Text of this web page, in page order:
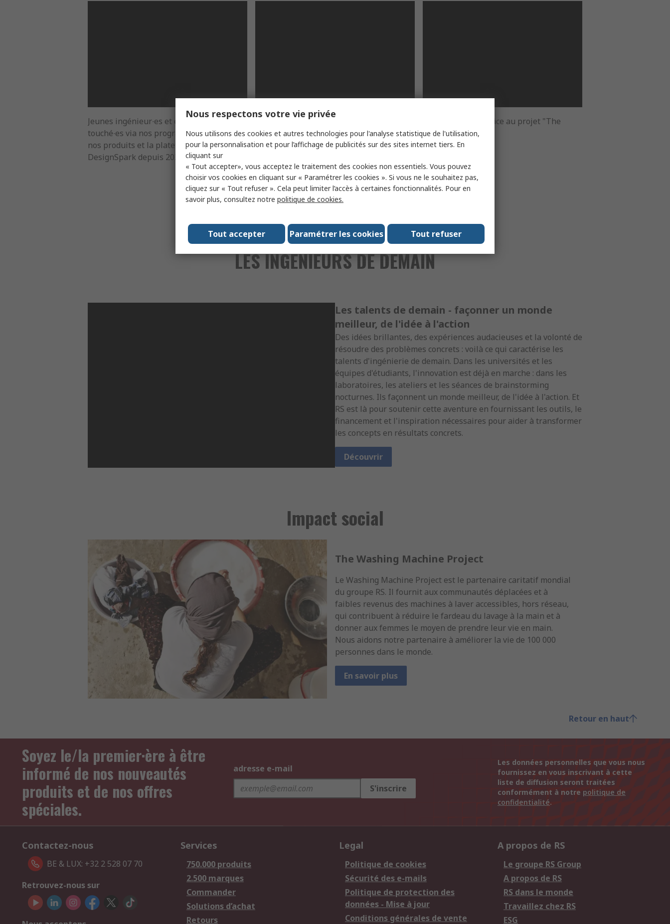
Jeunes ingénieur∙es et étudiant∙es
touché∙es via nos programmes éducatifs,
nos produits et la plateforme
DesignSpark depuis 2020/21.
ingénieurs et innovateurs engagés dans
des initiatives d'innovation à but précis
depuis 2020/21
vies améliorées grâce au projet "The
Washing Machine"
LES INGÉNIEURS DE DEMAIN
Les talents de demain - façonner un monde
meilleur, de l'idée à l'action
Des idées brillantes, des expériences audacieuses et la volonté de
résoudre des problèmes concrets : voilà ce qui caractérise les
talents d'ingénierie de demain. Dans les universités et les
équipes d'étudiants, l'innovation est déjà en marche : dans les
laboratoires, les ateliers et les séances de brainstorming
nocturnes. Ils façonnent un monde meilleur, de l'idée à l'action. Et
RS est là pour soutenir cette aventure en fournissant les outils, le
financement et l'inspiration nécessaires pour aider à transformer
les concepts en résultats concrets.
Découvrir
Impact social
The Washing Machine Project
Le Washing Machine Project est le partenaire caritatif mondial
du groupe RS. Il fournit aux communautés déplacées et à
faibles revenus des machines à laver accessibles, hors réseau,
qui contribuent à réduire le fardeau du lavage à la main et à
donner aux femmes le moyen de prendre leur vie en main.
Nous aidons notre partenaire à améliorer la vie de 100 000
personnes dans le monde.
En savoir plus
Retour en haut
Soyez le/la premier·ère à être
informé de nos nouveautés
produits et de nos offres
spéciales.
adresse e-mail
S'inscrire
Les données personnelles que vous nous
fournissez en vous inscrivant à cette
liste de diffusion seront traitées
conformément à notre politique de
confidentialité.
Contactez-nous
BE & LUX: +32 2 528 07 70
Retrouvez-nous sur
Services
750.000 produits
2.500 marques
Commander
Solutions d’achat
Retours
Legal
Politique de cookies
Sécurité des e-mails
Politique de protection des
données - Mise à jour
Conditions générales de vente
A propos de RS
Le groupe RS Group
A propos de RS
RS dans le monde
Travaillez chez RS
ESG
Nous respectons votre vie privée
Nous utilisons des cookies et autres technologies pour l'analyse statistique de l'utilisation,
pour la personnalisation et pour l’affichage de publicités sur des sites internet tiers. En
cliquant sur
« Tout accepter», vous acceptez le traitement des cookies non essentiels. Vous pouvez
choisir vos cookies en cliquant sur « Paramétrer les cookies ». Si vous ne le souhaitez pas,
cliquez sur « Tout refuser ». Cela peut limiter l’accès à certaines fonctionnalités. Pour en
savoir plus, consultez notre politique de cookies.
Tout accepter Paramétrer les cookies Tout refuser